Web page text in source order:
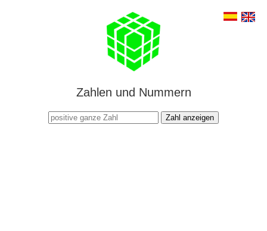
Zahlen und Nummern
Zahl anzeigen